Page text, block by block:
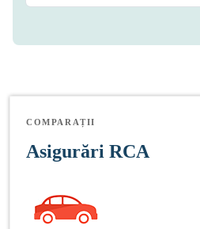
COMPARAȚII
Asigurări RCA